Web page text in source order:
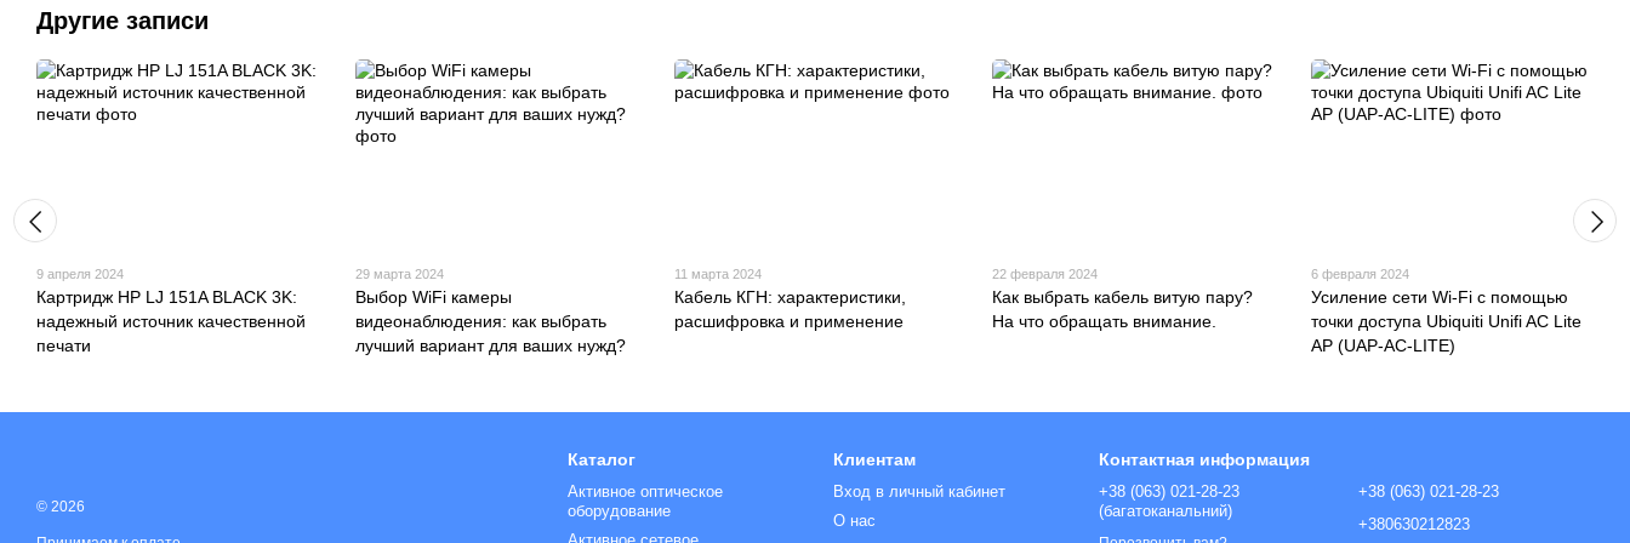
Другие записи
9 апреля 2024
Картридж HP LJ 151A BLACK 3K:
надежный источник качественной
печати
29 марта 2024
Выбор WiFi камеры
видеонаблюдения: как выбрать
лучший вариант для ваших нужд?
11 марта 2024
Кабель КГН: характеристики,
расшифровка и применение
22 февраля 2024
Как выбрать кабель витую пару?
На что обращать внимание.
6 февраля 2024
Усиление сети Wi-Fi с помощью
точки доступа Ubiquiti Unifi AC Lite
AP (UAP-AC-LITE)
© 2026
Каталог
Активное оптическое
оборудование
Клиентам
Вход в личный кабинет
О нас
Контактная информация
+38 (063) 021-28-23
(багатоканальний)
+38 (063) 021-28-23
+380630212823